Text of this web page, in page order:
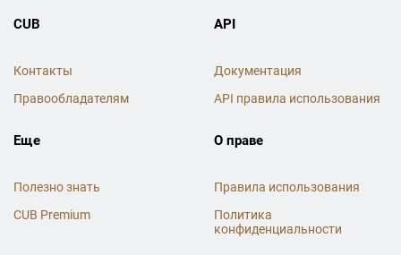
CUB
Контакты
Правообладателям
API
Документация
API правила использования
Еще
Полезно знать
CUB Premium
О праве
Правила использования
Политика
конфиденциальности